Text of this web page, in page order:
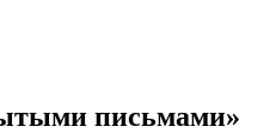
письмами»